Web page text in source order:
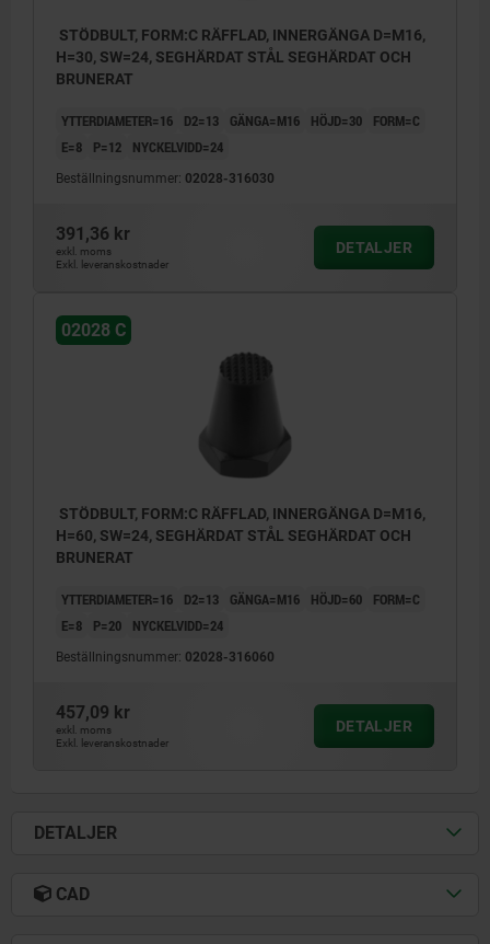
STÖDBULT, FORM:C RÄFFLAD, INNERGÄNGA D=M16,
H=30, SW=24, SEGHÄRDAT STÅL SEGHÄRDAT OCH
BRUNERAT
YTTERDIAMETER=16 D2=13 GÄNGA=M16 HÖJD=30
FORM=C
E=8
P=12 NYCKELVIDD=24
Beställningsnummer: 02028-316030
391,36 kr
exkl. moms
Exkl. leveranskostnader
DETALJER
02028 C
STÖDBULT, FORM:C RÄFFLAD, INNERGÄNGA D=M16,
H=60, SW=24, SEGHÄRDAT STÅL SEGHÄRDAT OCH
BRUNERAT
YTTERDIAMETER=16 D2=13 GÄNGA=M16 HÖJD=60
FORM=C
E=8
P=20 NYCKELVIDD=24
Beställningsnummer: 02028-316060
457,09 kr
exkl. moms
Exkl. leveranskostnader
DETALJER
DETALJER
CAD